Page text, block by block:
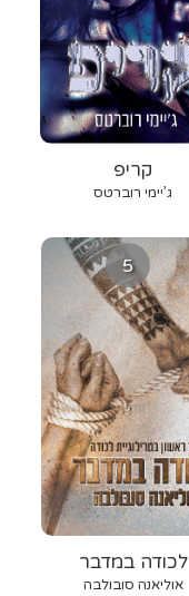
קריפ
ג’יימי רוברטס
5
לכודה במדבר
אוליאנה סובולבה